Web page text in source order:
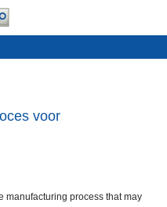
voor
manufacturing process that may